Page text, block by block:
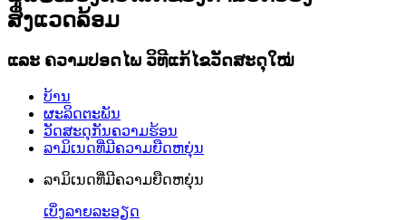
ສິ່ງແວດລ້ອມ
ແລະ ຄວາມປອດໄພ ວິທີແກ້ໄຂວັດສະດຸໃໝ່
ບ້ານ
ຜະລິດຕະພັນ
ວັດສະດຸກັນຄວາມຮ້ອນ
ລາມິເນດທີ່ມີຄວາມຍືດຫຍຸ່ນ
ລາມິເນດທີ່ມີຄວາມຍືດຫຍຸ່ນ
ເບິ່ງລາຍລະອຽດ